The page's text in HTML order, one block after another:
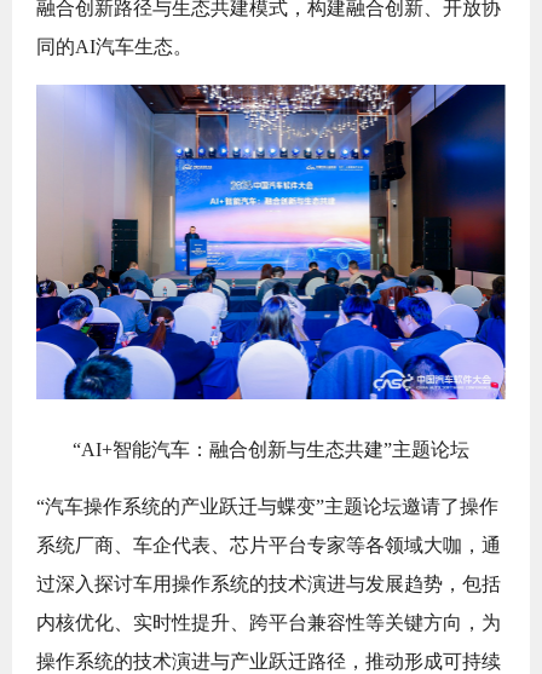
融合创新路径与生态共建模式，构建融合创新、开放协
同的AI汽车生态。
“AI+智能汽车：融合创新与生态共建”主题论坛
“汽车操作系统的产业跃迁与蝶变”主题论坛邀请了操作
系统厂商、车企代表、芯片平台专家等各领域大咖，通
过深入探讨车用操作系统的技术演进与发展趋势，包括
内核优化、实时性提升、跨平台兼容性等关键方向，为
操作系统的技术演进与产业跃迁路径，推动形成可持续